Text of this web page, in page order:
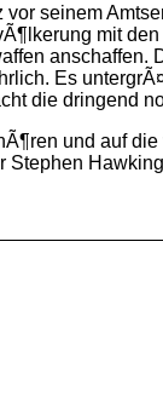
seinem
mit
Es
die dringend
und auf